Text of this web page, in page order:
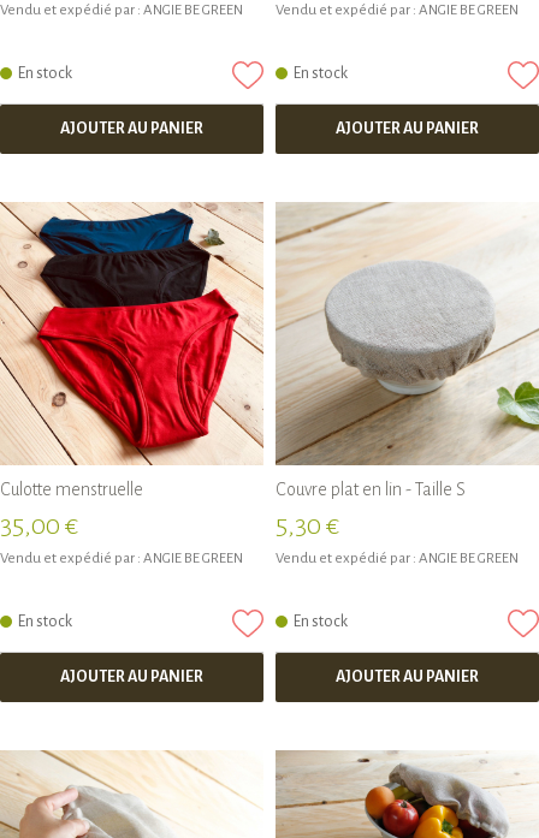
Vendu et expédié par : ANGIE BE GREEN
En stock
AJOUTER AU PANIER
Vendu et expédié par : ANGIE BE GREEN
En stock
AJOUTER AU PANIER
Culotte menstruelle
35,00 €
Vendu et expédié par : ANGIE BE GREEN
En stock
AJOUTER AU PANIER
Couvre plat en lin - Taille S
5,30 €
Vendu et expédié par : ANGIE BE GREEN
En stock
AJOUTER AU PANIER